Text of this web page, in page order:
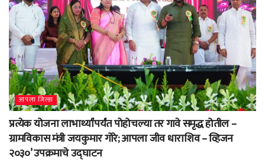
आपला जिल्हा
प्रत्येक योजना लाभार्थ्यांपर्यंत पोहोचल्या तर गावे समृद्ध होतील –
ग्रामविकास मंत्री जयकुमार गोरे; आपला जीव धाराशिव – व्हिजन
२०३०’ उपक्रमाचे उद्घाटन